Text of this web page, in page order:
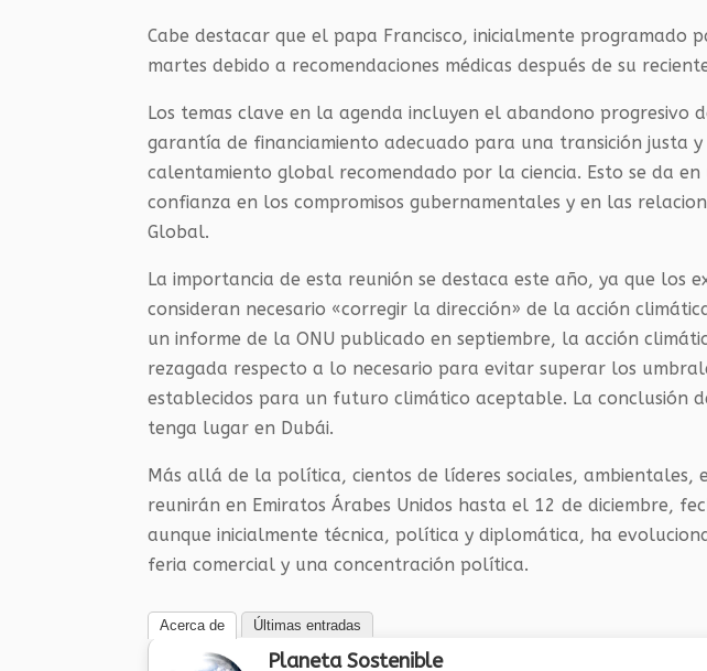
Cabe destacar que el papa Francisco, inicialmente programado
martes debido a recomendaciones médicas después de su
Los temas clave en la agenda incluyen el abandono progresivo
garantía de financiamiento adecuado para una transición justa
calentamiento global recomendado por la ciencia. Esto se da
confianza en los compromisos gubernamentales y en las
Global.
La importancia de esta reunión se destaca este año, ya que los
consideran necesario «corregir la dirección» de la acción
un informe de la ONU publicado en septiembre, la acción
rezagada respecto a lo necesario para evitar superar los
establecidos para un futuro climático aceptable. La conclusión
tenga lugar en Dubái.
Más allá de la política, cientos de líderes sociales, ambientales,
reunirán en Emiratos Árabes Unidos hasta el 12 de diciembre,
aunque inicialmente técnica, política y diplomática, ha
feria comercial y una concentración política.
Acerca de Últimas entradas
Planeta Sostenible